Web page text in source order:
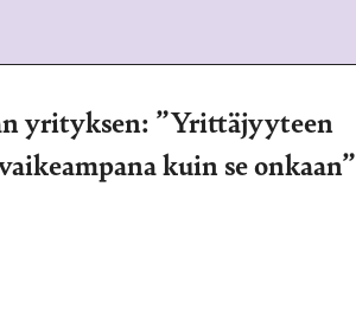
yrityksen: ”Yrittäjyyteen
kuin se onkaan”